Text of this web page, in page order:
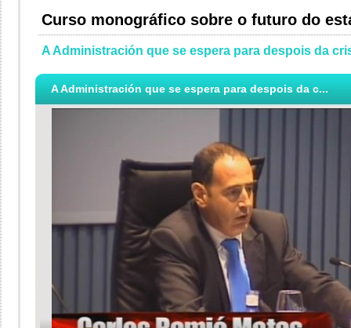
Curso monográfico sobre o futuro do
A Administración que se espera para despois da
A Administración que se espera para despois da c...